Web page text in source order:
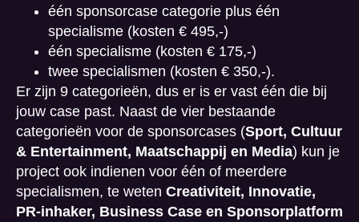
één sponsorcase categorie plus één
specialisme (kosten € 495,-)
één specialisme (kosten € 175,-)
twee specialismen (kosten € 350,-).
Er zijn 9 categorieën, dus er is er vast één die bij
jouw case past. Naast de vier bestaande
categorieën voor de sponsorcases (Sport, Cultuur
& Entertainment, Maatschappij en Media) kun je
project ook indienen voor één of meerdere
specialismen, te weten Creativiteit, Innovatie,
PR-inhaker, Business Case en Sponsorplatform